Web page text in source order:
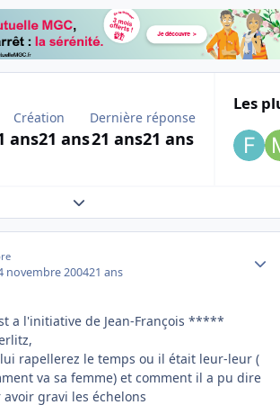
Création
ans21 ans
Dernière réponse
21 ans21 ans
Les
Expand topic overview
novembre 200421 ans
a l'initiative de Jean-François *****
rapellerez le temps ou il était leur-leur (
va sa femme) et comment il a pu dire
gravi les échelons